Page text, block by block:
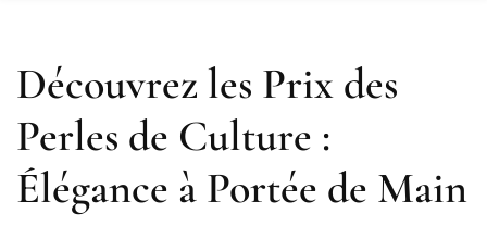
Découvrez les Prix des
Perles de Culture :
Élégance à Portée de Main